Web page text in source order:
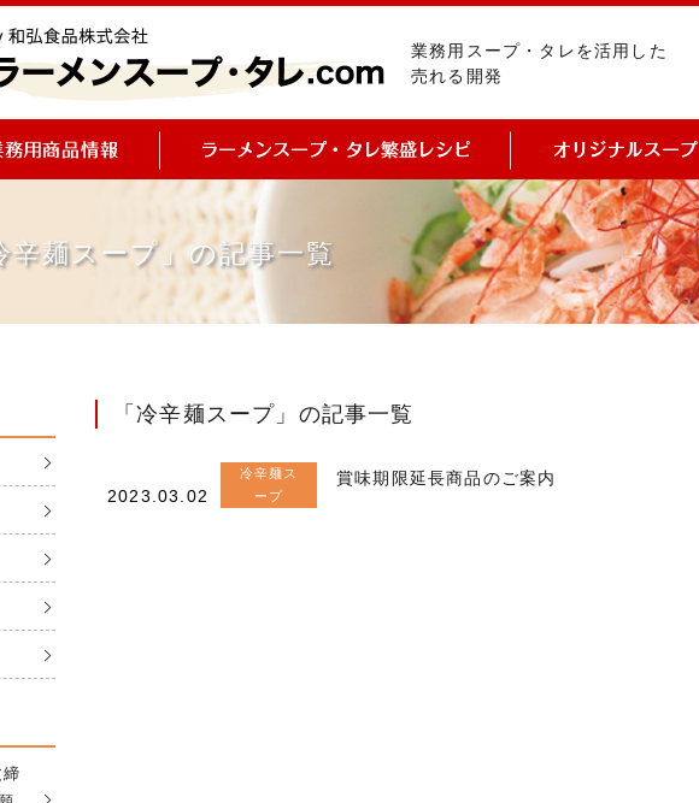
業務用スープ・タレを活用した
売れる開発
麺スープ」の記事一覧
「冷辛麺スープ」の記事一覧
2023.03.02
冷辛麺ス
ープ
賞味期限延長商品のご案内